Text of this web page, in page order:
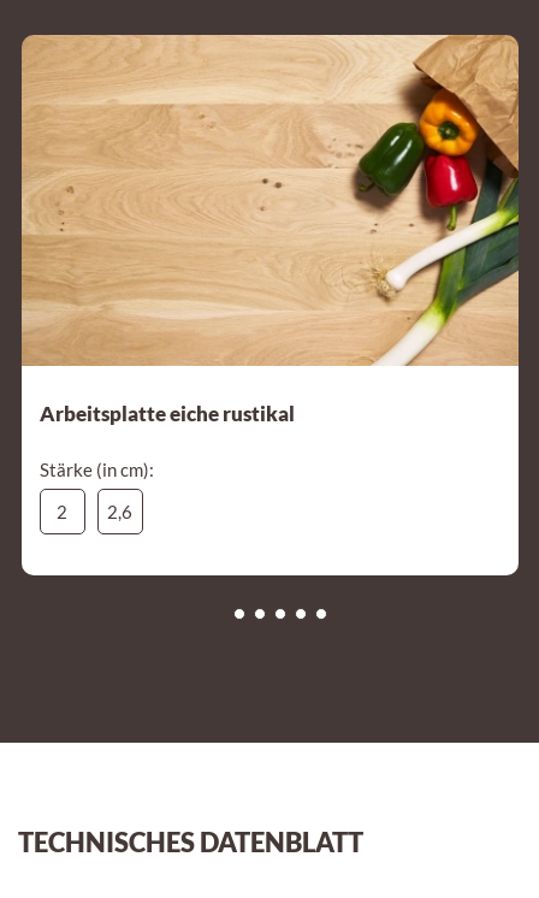
Arbeitsplatte eiche rustikal
Stärke (in cm):
2
2,6
TECHNISCHES DATENBLATT